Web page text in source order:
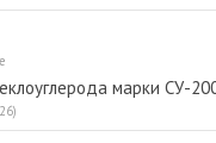
марки СУ-